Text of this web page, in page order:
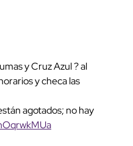
y Cruz Azul ? al
y checa las
agotados; no hay